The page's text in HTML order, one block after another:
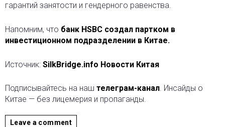
гарантий занятости и гендерного равенства.
Напомним, что банк HSBC создал партком в
инвестиционном подразделении в Китае.
Источник: SilkBridge.info Новости Китая
Подписывайтесь на наш телеграм-канал. Инсайды о
Китае — без лицемерия и пропаганды.
Leave a comment